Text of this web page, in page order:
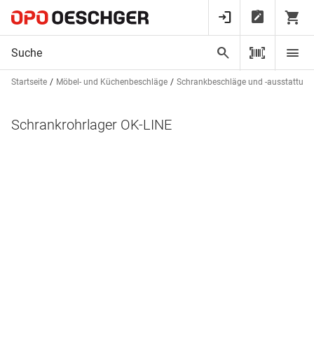
Startseite Möbel- und Küchenbeschläge Schrankbeschläge und -
Schrankrohrlager OK-LINE